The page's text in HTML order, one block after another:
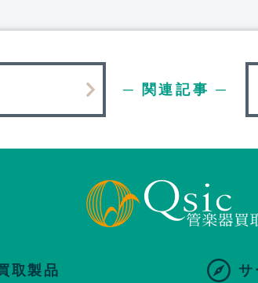
─ 関連記事 ─
取製品 サ